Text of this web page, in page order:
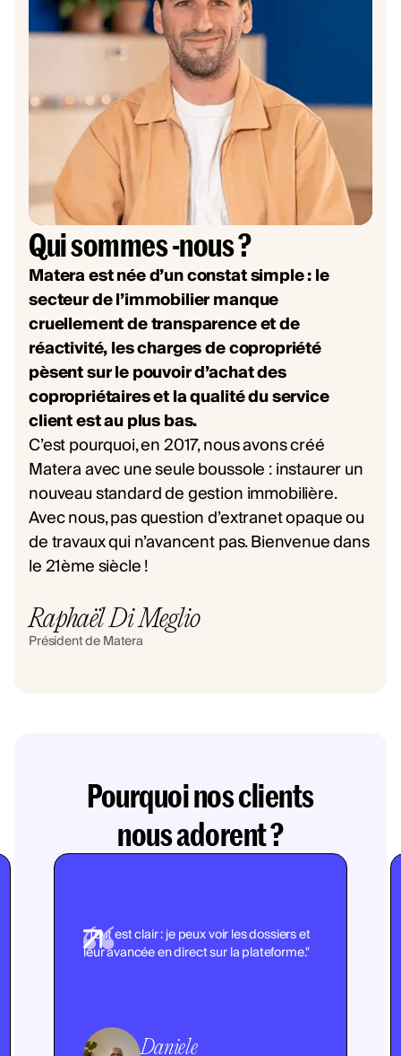
Qui sommes -nous ?
Matera est née d’un constat simple : le
secteur de l’immobilier manque
cruellement de transparence et de
réactivité, les charges de copropriété
pèsent sur le pouvoir d’achat des
copropriétaires et la qualité du service
client est au plus bas.
C’est pourquoi, en 2017, nous avons créé
Matera avec une seule boussole : instaurer un
nouveau standard de gestion immobilière.
Avec nous, pas question d’extranet opaque ou
de travaux qui n’avancent pas. Bienvenue dans
le 21ème siècle !
Raphaël Di Meglio
Président de Matera
Pourquoi nos clients
nous adorent ?
"Tout est clair : je peux voir les dossiers et
leur avancée en direct sur la plateforme."
Daniele